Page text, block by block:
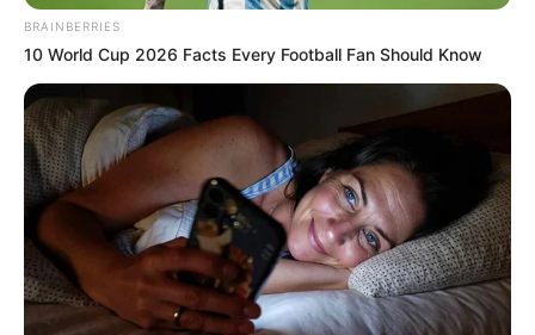
TEMAS RELACIONADOS
BOGOTÁ
MANTÉNGASE EN ALERTA
Tenemos todas las noticias que le
interesan. Para estar bien informado, por
favor, active las notificaciones de Alerta.
BRAINBERRIES
10 World Cup 2026 Facts Every Football Fan Should Know